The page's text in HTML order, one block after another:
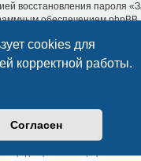
cookies для
корректной работы.
Согласен
восстановления пароля
обеспечением
имя пользователя и ваш
phpBB сгенерирует вам
phpBB® Forum Software ©
Русская поддержка phpBB